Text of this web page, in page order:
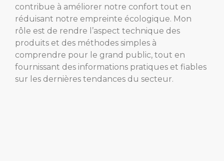
contribue à améliorer notre confort tout en
réduisant notre empreinte écologique. Mon
rôle est de rendre l’aspect technique des
produits et des méthodes simples à
comprendre pour le grand public, tout en
fournissant des informations pratiques et fiables
sur les dernières tendances du secteur.